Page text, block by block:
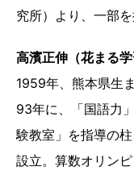
究所）より、一部
高濱正伸（花まる学
1959年、熊本県生
93年に、「国語力
験教室」を指導の
設立。算数オリン